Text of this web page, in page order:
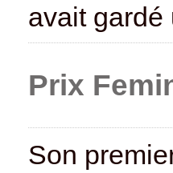
avait gardé
Prix
Son